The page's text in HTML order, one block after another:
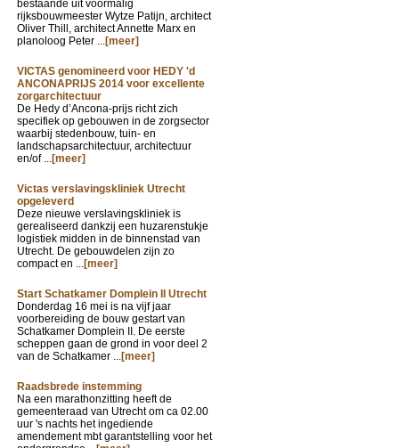
bestaande uit voormalig
rijksbouwmeester Wytze Patijn, architect
Oliver Thill, architect Annette Marx en
planoloog Peter ...[meer]
VICTAS genomineerd voor HEDY 'd
ANCONAPRIJS 2014 voor excellente
zorgarchitectuur
De Hedy d’Ancona-prijs richt zich
specifiek op gebouwen in de zorgsector
waarbij stedenbouw, tuin- en
landschapsarchitectuur, architectuur
en/of ...[meer]
Victas verslavingskliniek Utrecht
opgeleverd
Deze nieuwe verslavingskliniek is
gerealiseerd dankzij een huzarenstukje
logistiek midden in de binnenstad van
Utrecht. De gebouwdelen zijn zo
compact en ...[meer]
Start Schatkamer Domplein II Utrecht
Donderdag 16 mei is na vijf jaar
voorbereiding de bouw gestart van
Schatkamer Domplein II. De eerste
scheppen gaan de grond in voor deel 2
van de Schatkamer ...[meer]
Raadsbrede instemming
Na een marathonzitting heeft de
gemeenteraad van Utrecht om ca 02.00
uur 's nachts het ingediende
amendement mbt garantstelling voor het